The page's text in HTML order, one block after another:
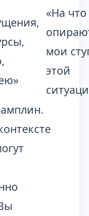
«На что
мои
этой